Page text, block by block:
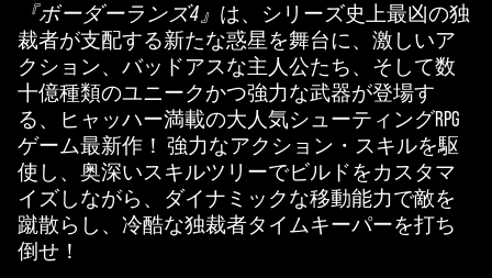
&
P
l
a
y
再
『ボーダーランズ4』 は、シリーズ史上最凶の独
裁者が支配する新たな惑星を舞台に、激しいア
クション、バッドアスな主人公たち、そして数
十億種類のユニークかつ強力な武器が登場す
る、ヒャッハー満載の大人気シューティングRPG
ゲーム最新作！ 強力なアクション・スキルを駆
使し、奥深いスキルツリーでビルドをカスタマ
イズしながら、ダイナミックな移動能力で敵を
蹴散らし、冷酷な独裁者タイムキーパーを打ち
倒せ！